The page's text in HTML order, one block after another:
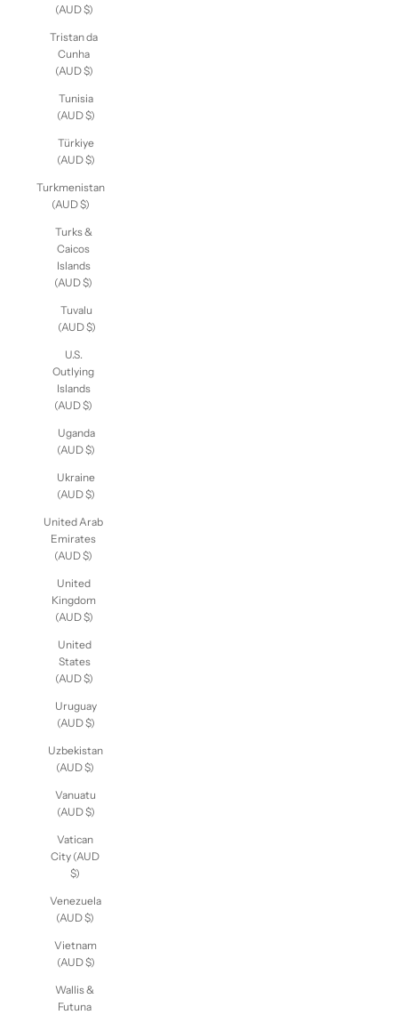
(AUD $)
Tristan da
Cunha
(AUD $)
Tunisia
(AUD $)
Türkiye
(AUD $)
Turkmenistan
(AUD $)
Turks &
Caicos
Islands
(AUD $)
Tuvalu
(AUD $)
U.S.
Outlying
Islands
(AUD $)
Uganda
(AUD $)
Ukraine
(AUD $)
United Arab
Emirates
(AUD $)
United
Kingdom
(AUD $)
United
States
(AUD $)
Uruguay
(AUD $)
Uzbekistan
(AUD $)
Vanuatu
(AUD $)
Vatican
City (AUD
$)
Venezuela
(AUD $)
Vietnam
(AUD $)
Wallis &
Futuna